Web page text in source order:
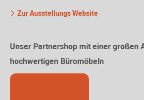
Zur Ausstellungs Website
Unser Partnershop mit einer großen
hochwertigen Büromöbeln